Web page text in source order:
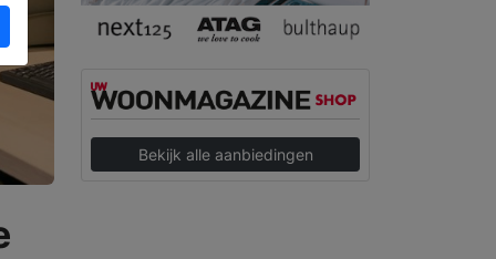
Bekijk alle aanbiedingen